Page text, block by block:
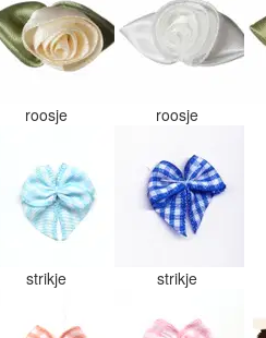
roosje roosje
strikje strikje